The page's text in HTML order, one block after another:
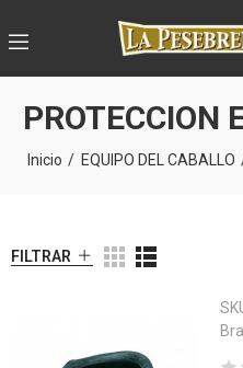
PROTECCION
Inicio EQUIPO DEL CABALLO
FILTRAR